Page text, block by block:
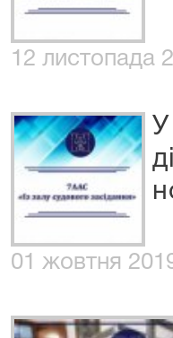
12 листопада
01 жовтня